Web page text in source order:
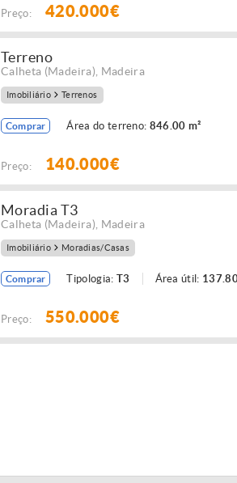
Preço: 420.000€
Terreno
Calheta (Madeira) Madeira
Imobiliário Terrenos
Comprar Área do terreno: 846.00 m²
Preço: 140.000€
Moradia T3
Calheta (Madeira) Madeira
Imobiliário Moradias/Casas
Comprar Tipologia: T3 Área útil:
Preço: 550.000€